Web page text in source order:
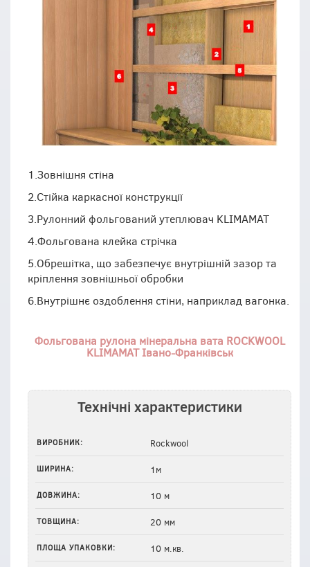
1.Зовнішня стіна
2.Стійка каркасної конструкції
3.Рулонний фольгований утеплювач KLIMAMAT
4.Фольгована клейка стрічка
5.Обрешітка, що забезпечує внутрішній зазор та
кріплення зовнішньої обробки
6.Внутрішнє оздоблення стіни, наприклад вагонка.
Фольгована рулона мінеральна вата ROCKWOOL
KLIMAMAT Івано-Франківськ
Технічні характеристики
ВИРОБНИК: Rockwool
ШИРИНА: 1м
ДОВЖИНА: 10 м
ТОВЩИНА: 20 мм
ПЛОЩА УПАКОВКИ: 10 м.кв.